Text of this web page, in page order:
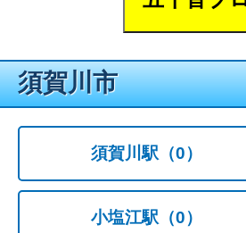
須賀川市
須賀川駅 （0）
小塩江駅 （0）